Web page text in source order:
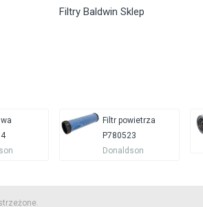
Filtry Baldwin Sklep
Filtr powietrza
P780523
Donaldson